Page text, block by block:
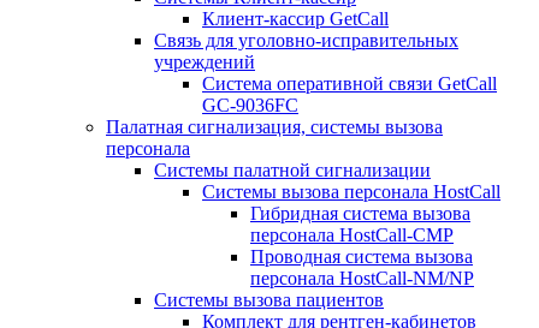
Клиент-кассир GetCall
Связь для уголовно-исправительных
учреждений
Система оперативной связи GetCall
GC-9036FC
Палатная сигнализация, системы вызова
персонала
Системы палатной сигнализации
Системы вызова персонала HostCall
Гибридная система вызова
персонала HostCall-CMP
Проводная система вызова
персонала HostCall-NM/NP
Системы вызова пациентов
Комплект для рентген-кабинетов